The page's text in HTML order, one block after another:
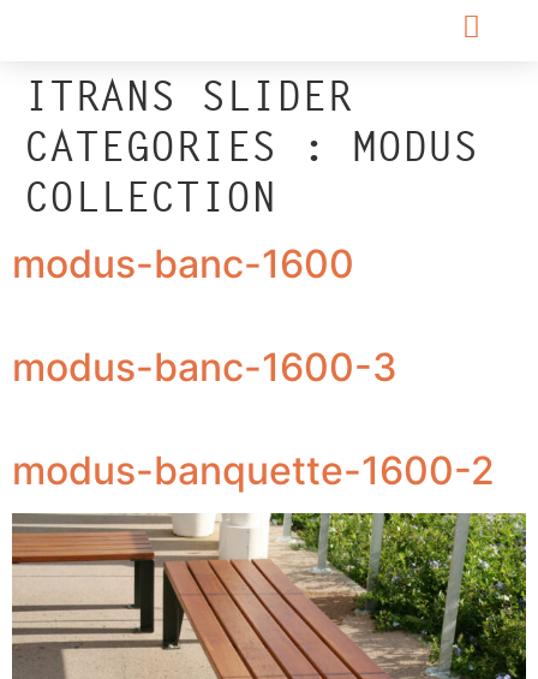
ITRANS SLIDER
CATEGORIES : MODUS
COLLECTION
modus-banc-1600
modus-banc-1600-3
modus-banquette-1600-2